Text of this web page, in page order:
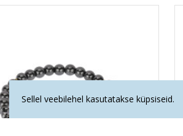
Sellel veebilehel kasutatakse küpsiseid.